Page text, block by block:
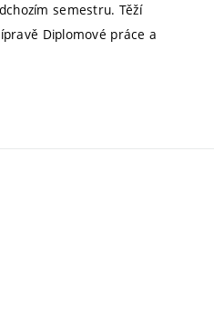
semestru. Těží
Diplomové práce a